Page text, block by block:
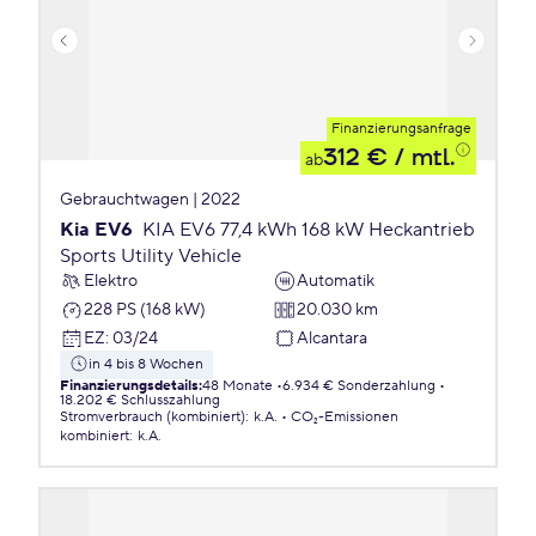
Finanzierungsanfrage
ab312 € / mtl.
Gebrauchtwagen | 2022
Kia EV6 KIA EV6 77,4 kWh 168 kW Heckantrieb
Sports Utility Vehicle
Elektro
Automatik
228 PS (168 kW)
20.030 km
EZ: 03/24 Alcantara
in 4 bis 8 Wochen
Finanzierungsdetails:48 Monate 6.934 € Sonderzahlung
18.202 € Schlusszahlung
Stromverbrauch (kombiniert): k.A.
CO₂-Emissionen
kombiniert: k.A.